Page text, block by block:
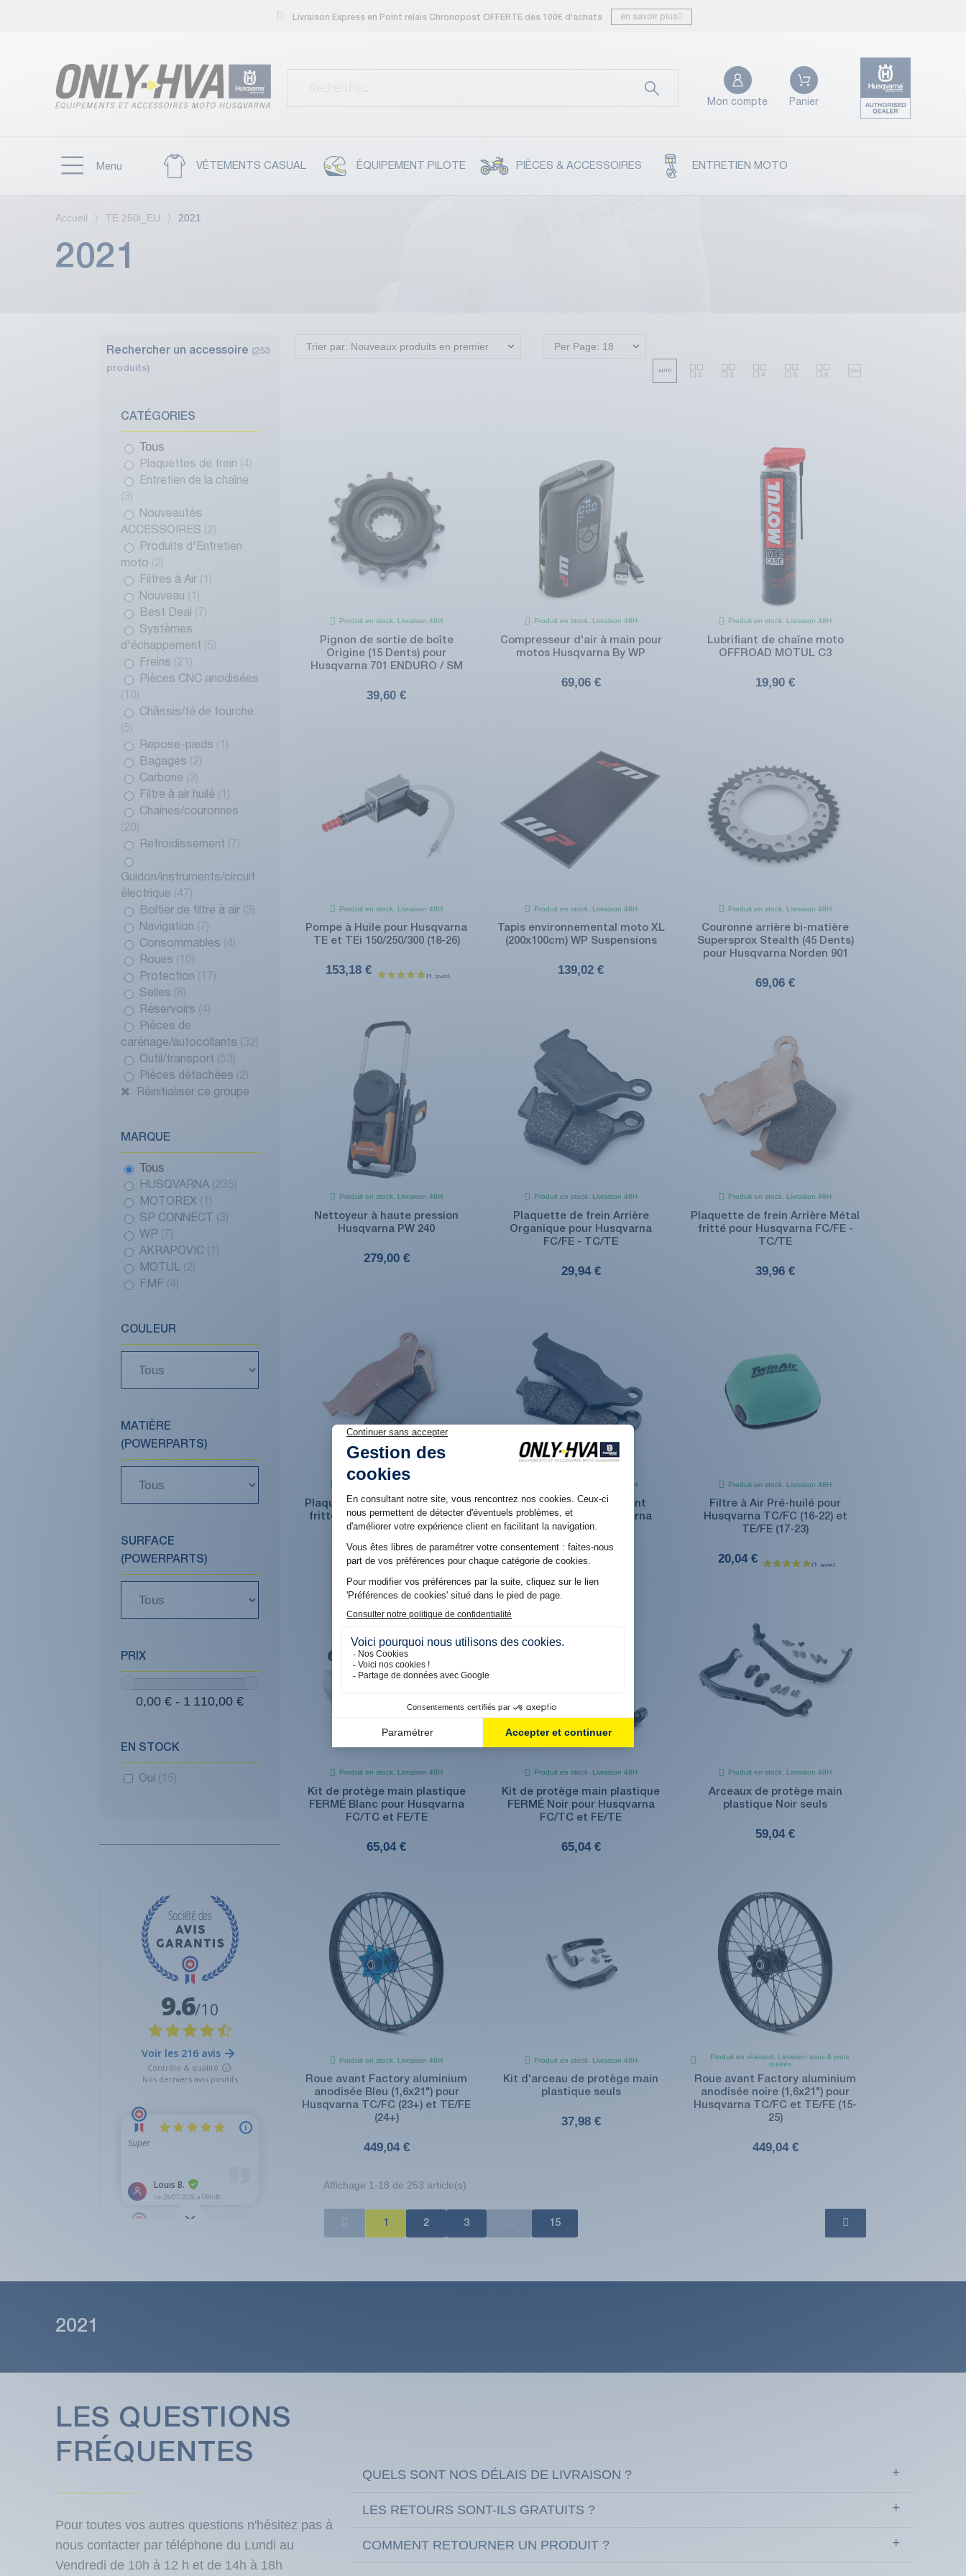
Livraison Express en Point relais Chronopost OFFERTE dès 100€ d'achats en savoir plus
Mon compte Panier
Menu VÊTEMENTS CASUAL ÉQUIPEMENT PILOTE PIÈCES & ACCESSOIRES ENTRETIEN MOTO
Accueil TE 250i_EU 2021
2021
Rechercher un accessoire (253
produits)
CATÉGORIES
Tous
Plaquettes de frein
(4)
Entretien de la chaîne
(3)
Nouveautés
ACCESSOIRES
(2)
Produits d'Entretien
moto
(2)
Filtres à Air
Nouveau
Best Deal
(7)
Systèmes
d'échappement
(5)
Freins
(21)
Pièces CNC anodisées
(10)
Châssis/té de fourche
(5)
Repose-pieds
Bagages
(2)
Carbone
(3)
Filtre à air huilé
Chaînes/couronnes
(20)
Refroidissement
(7)
Guidon/instruments/circuit
électrique
(47)
Boîtier de filtre à air
(3)
Navigation
(7)
Consommables
(4)
Roues
(10)
Protection
(17)
Selles
(8)
Réservoirs
(4)
Pièces de
carénage/autocollants
(32)
Outil/transport
(53)
Pièces détachées
(2)
Réinitialiser ce groupe
MARQUE
Tous
HUSQVARNA
(235)
MOTOREX
SP CONNECT
(3)
WP
(7)
AKRAPOVIC
MOTUL
(2)
FMF
(4)
COULEUR
MATIÈRE
(POWERPARTS)
SURFACE
(POWERPARTS)
PRIX
0,00 € - 1 110,00 €
EN STOCK
Oui (15)
Trier par: Nouveaux produits en premier Per Page: 18
Produit en stock. Livraison 48H
Pignon de sortie de boîte
Origine (15 Dents) pour
Husqvarna 701 ENDURO / SM
39,60 €
Produit en stock. Livraison 48H
Compresseur d'air à main pour
motos Husqvarna By WP
69,06 €
Produit en stock. Livraison 48H
Lubrifiant de chaîne moto
OFFROAD MOTUL C3
19,90 €
Produit en stock. Livraison 48H
Pompe à Huile pour Husqvarna
TE et TEi 150/250/300 (18-26)
153,18 €
Produit en stock. Livraison 48H
Tapis environnemental moto XL
(200x100cm) WP Suspensions
139,02 €
Produit en stock. Livraison 48H
Couronne arrière bi-matière
Supersprox Stealth (45 Dents)
pour Husqvarna Norden 901
69,06 €
Produit en stock. Livraison 48H
Nettoyeur à haute pression
Husqvarna PW 240
279,00 €
Produit en stock. Livraison 48H
Plaquette de frein Arrière
Organique pour Husqvarna
FC/FE - TC/TE
29,94 €
Produit en stock. Livraison 48H
Plaquette de frein Arrière Métal
fritté pour Husqvarna FC/FE -
TC/TE
39,96 €
Plaquette de frein Avant Métal
fritté pour Husqvarna FC/FE -
TC/TE
39,96 €
Produit en stock. Livraison 48H
Plaquette de frein Avant
Organique pour Husqvarna
FC/FE - TC/TE
29,94 €
Produit en stock. Livraison 48H
Filtre à Air Pré-huilé pour
Husqvarna TC/FC (16-22) et
TE/FE (17-23)
20,04 €
Produit en stock. Livraison 48H
Kit de protège main plastique
FERMÉ Blanc pour Husqvarna
FC/TC et FE/TE
65,04 €
Produit en stock. Livraison 48H
Kit de protège main plastique
FERMÉ Noir pour Husqvarna
FC/TC et FE/TE
65,04 €
Produit en stock. Livraison 48H
Arceaux de protège main
plastique Noir seuls
59,04 €
Produit en stock. Livraison 48H
Roue avant Factory aluminium
anodisée Bleu (1,6x21") pour
Husqvarna TC/FC (23+) et TE/FE
(24+)
449,04 €
Produit en stock. Livraison 48H
Kit d'arceau de protège main
plastique seuls
37,98 €
Produit en réassort. Livraison sous 6 jours
ouvrés
Roue avant Factory aluminium
anodisée noire (1,6x21") pour
Husqvarna TC/FC et TE/FE (15-
25)
449,04 €
Affichage 1-18 de 253 article(s)
1 2 3 … 15
2021
LES QUESTIONS
FRÉQUENTES
Pour toutes vos autres questions n'hésitez pas à
nous contacter par téléphone du Lundi au
Vendredi de 10h à 12 h et de 14h à 18h
QUELS SONT NOS DÉLAIS DE LIVRAISON ?
LES RETOURS SONT-ILS GRATUITS ?
COMMENT RETOURNER UN PRODUIT ?